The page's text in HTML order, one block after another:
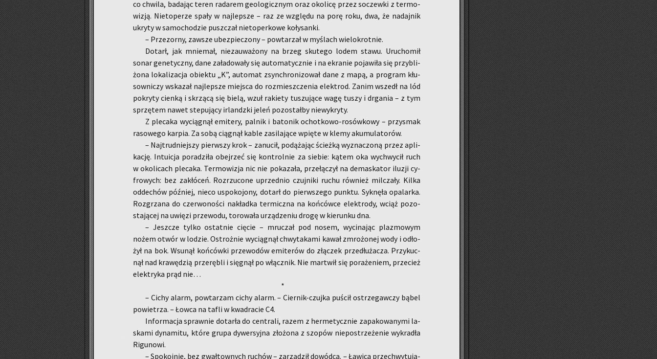
co chwi­la, ba­da­jąc teren ra­da­rem geo­lo­gicz­nym oraz oko­li­cę przez so­czew­ki z ter­mo­
wi­zją. Nie­to­pe­rze spały w naj­lep­sze – raz ze wzglę­du na porę roku, dwa, że na­daj­nik
ukry­ty w sa­mo­cho­dzie pusz­czał nie­to­per­ko­we ko­ły­san­ki.
– Prze­zor­ny, za­wsze ubez­pie­czo­ny – po­wta­rzał w my­ślach wie­lo­krot­nie.
Do­tarł, jak mnie­mał, nie­zau­wa­żo­ny na brzeg sku­te­go lodem stawu. Uru­cho­mił
sonar ge­ne­tycz­ny, dane za­ła­do­wa­ły się au­to­ma­tycz­nie i na ekra­nie po­ja­wi­ła się przy­bli­
żo­na lo­ka­li­za­cja obiek­tu „K”, au­to­mat zsyn­chro­ni­zo­wał dane z mapą, a pro­gram kłu­
sow­ni­czy wska­zał naj­lep­sze miej­sca do roz­miesz­cze­nia elek­trod. Zanim wszedł na lód
po­kry­ty cien­ką i skrzą­cą się bielą, wzuł ra­kie­ty tu­szu­ją­ce wagę tuszy i drga­nia – z tym
sprzę­tem nawet ste­pu­ją­cy ir­landz­ki jeleń po­zo­stał­by nie­wy­kry­ty.
Z ple­ca­ka wy­cią­gnął emi­te­ry, pal­nik i ba­to­nik ochot­ko­wo-ro­sów­ko­wy – przy­smak
ra­so­we­go kar­pia. Za sobą cią­gnął kable za­si­la­ją­ce wpię­te w klemy aku­mu­la­to­rów.
– Naj­trud­niej­szy pierw­szy krok – za­nu­cił, po­dą­ża­jąc ścież­ką wy­zna­czo­ną przez apli­
ka­cję. In­tu­icja po­ra­dzi­ła obej­rzeć się kon­tro­l­nie za sie­bie: kątem oka wy­chwy­cił ruch
w oko­li­cach ple­ca­ka. Ter­mo­wi­zja nic nie po­ka­za­ła, prze­łą­czył na de­ma­ska­tor ilu­zji cy­
fro­wych: bez za­kłó­ceń. Roz­rzu­co­ne uprzed­nio czuj­ni­ki ruchu rów­nież mil­cza­ły. Kilka
od­de­chów póź­niej, nieco uspo­ko­jo­ny, do­tarł do pierw­sze­go punk­tu. Syk­nę­ła opa­lar­ka.
Roz­grza­na do czer­wo­no­ści na­kład­ka ter­micz­na na koń­ców­ce elek­tro­dy, wciąż po­zo­
sta­ją­cej na uwię­zi prze­wo­du, to­ro­wa­ła urzą­dze­niu drogę w kie­run­ku dna.
– Jesz­cze tylko ostat­nie cię­cie – mru­czał pod nosem, wy­ci­na­jąc pla­zmo­wym
nożem otwór w lo­dzie. Ostroż­nie wy­cią­gnął chwy­ta­ka­mi kawał zmro­żo­nej wody i odło­
żył na bok. Wsu­nął koń­ców­ki prze­wo­dów emi­te­rów do złą­czek prze­dłu­ża­cza. Przy­kuc­
nął nad kra­wę­dzią prze­rę­bli i się­gnął po włącz­nik. Nie mar­twił się po­ra­że­niem, prze­cież
elek­try­ka prąd nie…
*
– Cichy alarm, po­wta­rzam cichy alarm. – Cier­nik-czuj­ka pu­ścił ostrze­gaw­czy bąbel
po­wie­trza. – Łowca na tafli w kwa­dra­cie C4.
In­for­ma­cja spraw­nie do­tar­ła do cen­tra­li, razem z her­me­tycz­nie za­pa­ko­wa­ny­mi la­
ska­mi dy­na­mi­tu, które grupa dy­wer­syj­na zło­żo­na z szo­pów nie­po­strze­że­nie wy­kra­dła
Ri­gu­no­wi.
– Spo­koj­nie, bez gwał­tow­nych ru­chów – za­rzą­dził do­wód­ca. – Ła­wi­ca prze­chwy­tu­ją­